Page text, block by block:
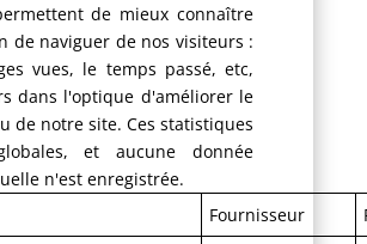
de mieux connaître
de naviguer de nos visiteurs :
vues, le temps passé, etc,
dans l'optique d'améliorer le
de notre site. Ces statistiques
et aucune donnée
n'est enregistrée.
Fournisseur